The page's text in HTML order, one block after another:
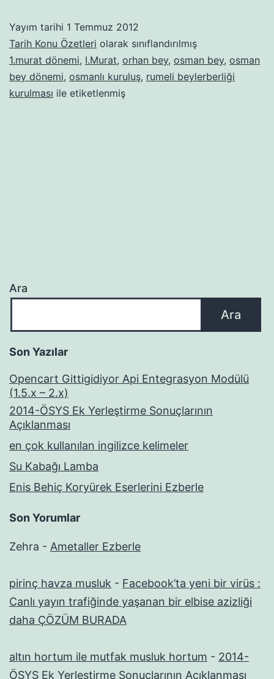
Yayım tarihi 1 Temmuz 2012
Tarih Konu Özetleri olarak sınıflandırılmış
1.murat dönemi, I.Murat, orhan bey, osman bey, osman
bey dönemi, osmanlı kuruluş, rumeli beylerberliği
kurulması ile etiketlenmiş
Ara
Ara
Son Yazılar
Opencart Gittigidiyor Api Entegrasyon Modülü
(1.5.x – 2.x)
2014-ÖSYS Ek Yerleştirme Sonuçlarının
Açıklanması
en çok kullanılan ingilizce kelimeler
Su Kabağı Lamba
Enis Behiç Koryürek Eserlerini Ezberle
Son Yorumlar
Zehra - Ametaller Ezberle
pirinç havza musluk - Facebook’ta yeni bir virüs :
Canlı yayın trafiğinde yaşanan bir elbise azizliği
daha ÇÖZÜM BURADA
altın hortum ile mutfak musluk hortum - 2014-
ÖSYS Ek Yerleştirme Sonuçlarının Açıklanması